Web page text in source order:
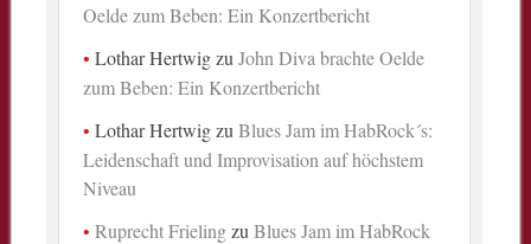
Oelde zum Beben: Ein Konzertbericht
Lothar HertwigzuJohn Diva brachte Oelde
zum Beben: Ein Konzertbericht
Lothar HertwigzuBlues Jam im HabRock´s:
Leidenschaft und Improvisation auf höchstem
Niveau
Ruprecht FrielingzuBlues Jam im HabRock